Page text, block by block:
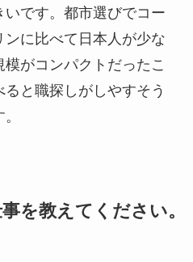
です。都市選びでコー
に比べて日本人が少な
がコンパクトだったこ
と職探しがしやすそう
を教えてください。